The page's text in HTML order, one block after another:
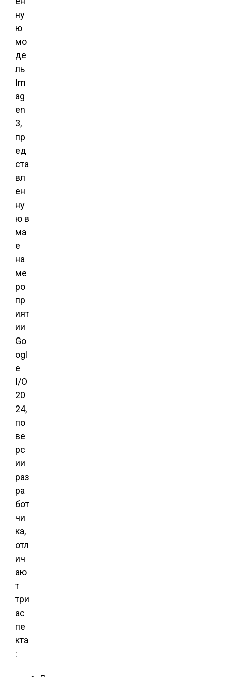
ну
ю
мо
де
ль
Im
ag
en
3,
пр
ед
ста
вл
ен
ну
ю в
ма
е
на
ме
ро
пр
ият
ии
Go
ogl
e
I/O
20
24,
по
ве
рс
ии
раз
ра
бот
чи
ка,
отл
ич
аю
т
три
ас
пе
кта
: